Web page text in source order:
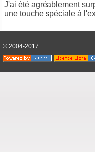
J'ai été agréablement
une touche spéciale à
© 2004-2017